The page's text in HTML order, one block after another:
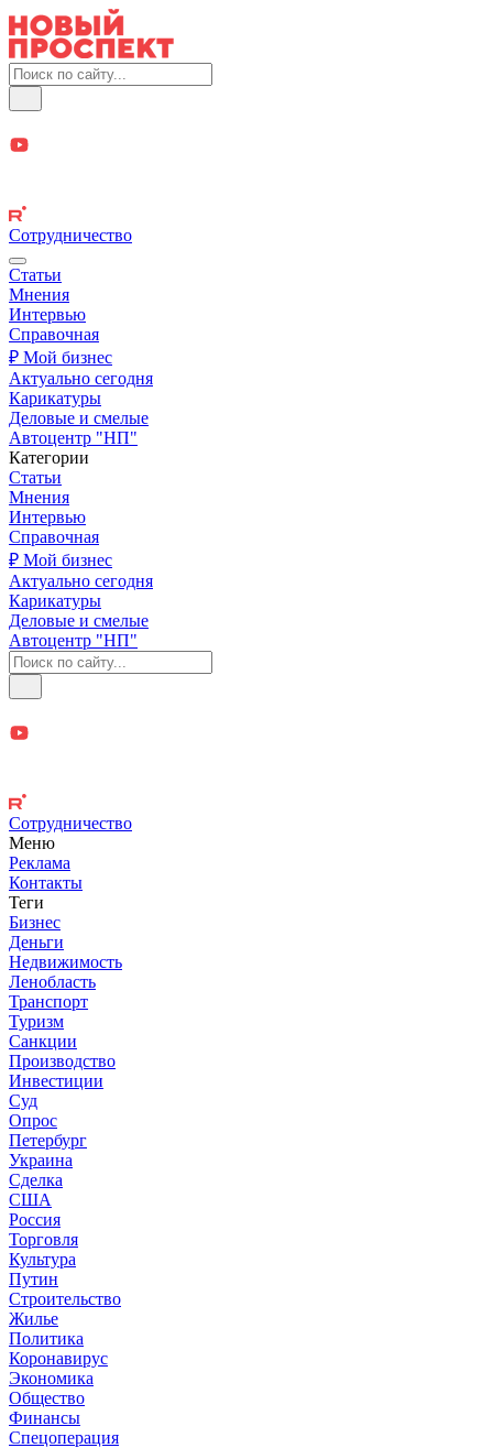
Сотрудничество
Статьи
Мнения
Интервью
Справочная
₽ Мой бизнес
Актуально сегодня
Карикатуры
Деловые и смелые
Автоцентр "НП"
Категории
Статьи
Мнения
Интервью
Справочная
₽ Мой бизнес
Актуально сегодня
Карикатуры
Деловые и смелые
Автоцентр "НП"
Сотрудничество
Меню
Реклама
Контакты
Теги
Бизнес
Деньги
Недвижимость
Ленобласть
Транспорт
Туризм
Санкции
Производство
Инвестиции
Суд
Опрос
Петербург
Украина
Сделка
США
Россия
Торговля
Культура
Путин
Строительство
Жилье
Политика
Коронавирус
Экономика
Общество
Финансы
Спецоперация